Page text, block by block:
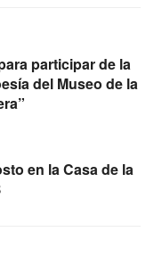
participar de la
del Museo de la
en la Casa de la